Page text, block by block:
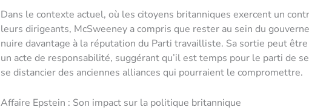
Dans le contexte actuel, où les citoyens britanniques exercent un
leurs dirigeants, McSweeney a compris que rester au sein du
nuire davantage à la réputation du Parti travailliste. Sa sortie peut
un acte de responsabilité, suggérant qu’il est temps pour le parti de
se distancier des anciennes alliances qui pourraient le compromettre.
Affaire Epstein : Son impact sur la politique britannique